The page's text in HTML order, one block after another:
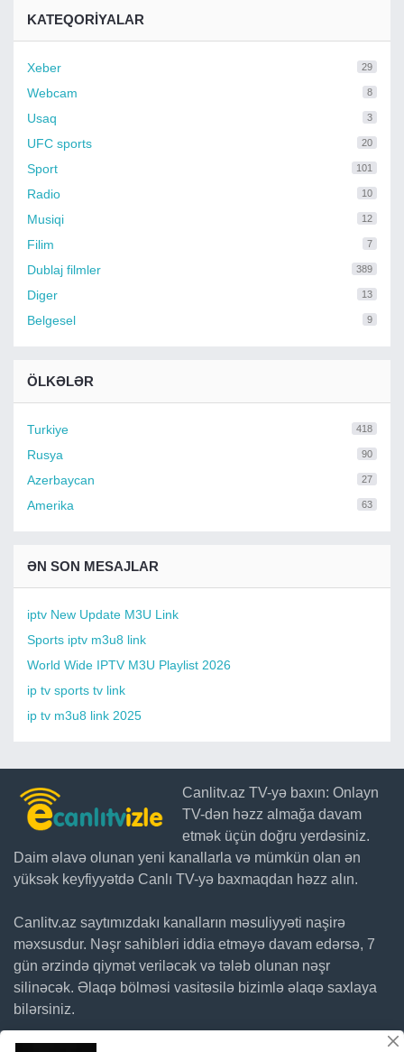
KATEQORIYALAR
Xeber 29
Webcam 8
Usaq 3
UFC sports 20
Sport 101
Radio 10
Musiqi 12
Filim 7
Dublaj filmler 389
Diger 13
Belgesel 9
ÖLKƏLƏR
Turkiye 418
Rusya 90
Azerbaycan 27
Amerika 63
ƏN SON MESAJLAR
iptv New Update M3U Link
Sports iptv m3u8 link
World Wide IPTV M3U Playlist 2026
ip tv sports tv link
ip tv m3u8 link 2025
Canlitv.az TV-yə baxın: Onlayn
TV-dən həzz almağa davam
etmək üçün doğru yerdəsiniz.
Daim əlavə olunan yeni kanallarla və mümkün olan ən
yüksək keyfiyyətdə Canlı TV-yə baxmaqdan həzz alın.
Canlitv.az saytımızdakı kanalların məsuliyyəti naşirə
məxsusdur. Nəşr sahibləri iddia etməyə davam edərsə, 7
gün ərzində qiymət veriləcək və tələb olunan nəşr
silinəcək. Əlaqə bölməsi vasitəsilə bizimlə əlaqə saxlaya
bilərsiniz.